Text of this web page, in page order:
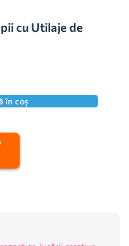
cu Utilaje de
în coș